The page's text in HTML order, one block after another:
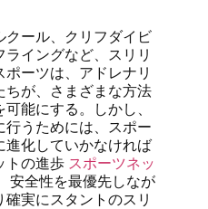
クール、クリフダイビ
イングなど、スリリ
ーツは、アドレナリ
ちが、さまざまな方法
能にする。しかし、
行うためには、スポー
進化していかなければ
トの進歩 スポーツネッ
安全性を最優先しなが
実にスタントのスリ